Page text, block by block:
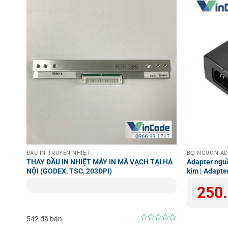
https://
ĐẦU IN TRUYỀN NHIỆT
THAY ĐẦU IN NHIỆT MÁY IN MÃ VẠCH TẠI HÀ
NỘI (GODEX, TSC, 203DPI)
542 đã bán
BỘ NGUỒN
Adapter
kim |
Giá
gốc
Giá
hiện